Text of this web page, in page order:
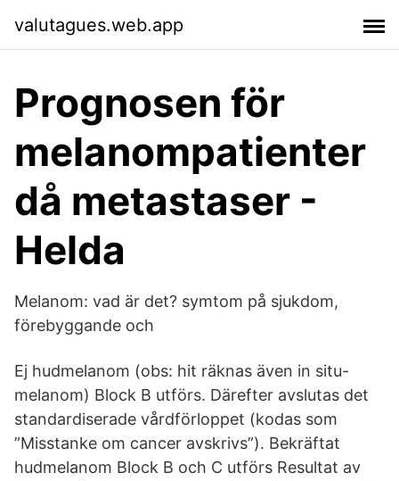
valutagues.web.app
Prognosen för
melanompatienter
då metastaser -
Helda
Melanom: vad är det? symtom på sjukdom,
förebyggande och
Ej hudmelanom (obs: hit räknas även in situ-
melanom) Block B utförs. Därefter avslutas det
standardiserade vårdförloppet (kodas som
”Misstanke om cancer avskrivs”). Bekräftat
hudmelanom Block B och C utförs Resultat av